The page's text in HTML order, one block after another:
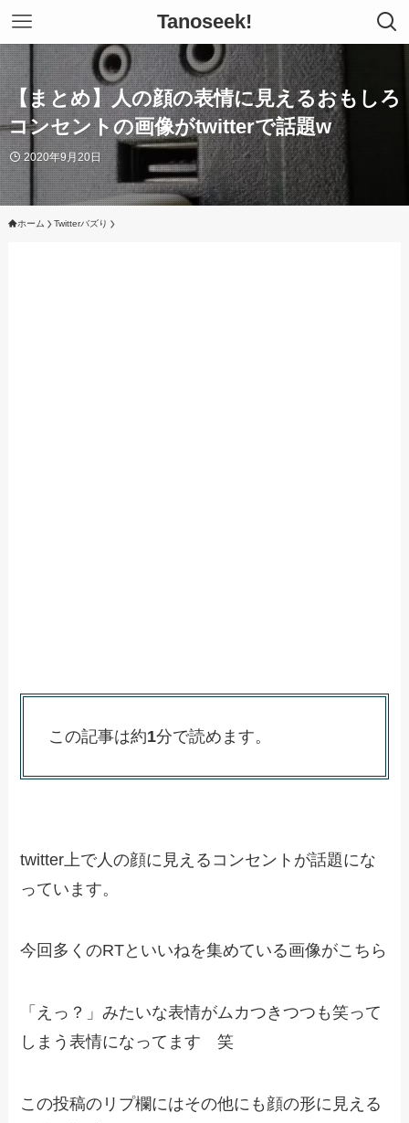
Tanoseek!
【まとめ】人の顔の表情に見えるおもしろ
コンセントの画像がtwitterで話題w
2020年9月20日
ホーム Twitterバズり
この記事は約1分で読めます。
twitter上で人の顔に見えるコンセントが話題にな
っています。
今回多くのRTといいねを集めている画像がこちら
「えっ？」みたいな表情がムカつきつつも笑って
しまう表情になってます 笑
この投稿のリプ欄にはその他にも顔の形に見える